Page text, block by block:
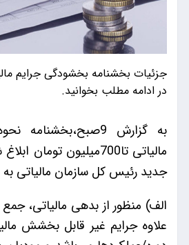
در ادامه مطلب بخوانید.
به گزارش
مالیاتی تا700میلیون
جدید رئیس کل سازمان مالیاتی
الف) منظور از بدهی مالیاتی،
علاوه جرایم غیر قابل بخشش